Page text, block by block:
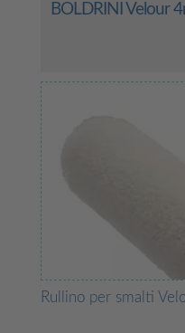
BOLDRINI Velour
Rullino per smalti